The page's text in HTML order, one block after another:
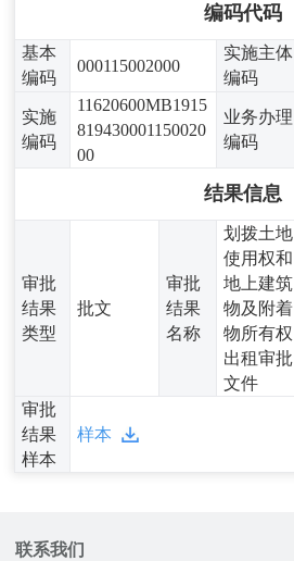
编码代码
基本
编码
000115002000
实施主体
编码
实施
编码
11620600MB1915
819430001150020
00
业务办理
编码
结果信息
审批
结果
类型
批文
审批
结果
名称
划拨土地
使用权和
地上建筑
物及附着
物所有权
出租审批
文件
审批
结果
样本
样本
联系我们